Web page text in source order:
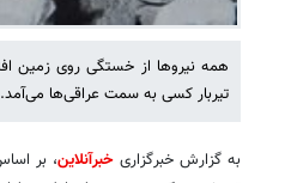
همه نیروها از خستگی روی زمین
تیربار کسی به سمت عراقی‌ها می‌آمد.
به گزارش خبرگزاریخبرآنلاین، بر